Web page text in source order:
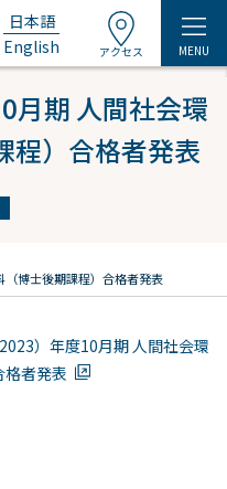
日本語
English
アクセス MENU
月期 人間社会環
程）合格者発表
博士後期課程）合格者発表
）年度10月期 人間社会環
者発表